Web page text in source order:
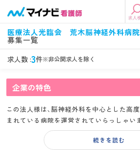
医療法人光臨会 荒木脳神経外科病院
募集一覧
求人数 :3件※非公開求人を除く
企業の特色
この法人様は、脳神経外科を中心とした高
まれている病院を運営されていらっしゃい
対して、迅速かつ的確な診断と治療を行う
続きを読む
エリアから探す
エリアから探す
関東 北陸・
東海 関西
北海道・東北 中国・
希望の求人条件を選択
資格
看護師、准看護師など
勤務形
施設形態
病院、クリニック・診療所など
担当業
病棟、外来
診察科目 こだわ